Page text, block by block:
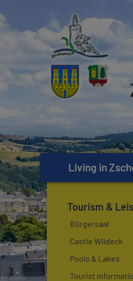
Living in
Tourism &
Bürgersaal
Castle Wildeck
Pools & Lakes
Tourist